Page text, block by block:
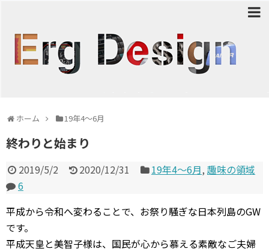
ホーム 19年4〜6月
終わりと始まり
2019/5/2 2020/12/31 19年4〜6月,趣味の領域
6
平成から令和へ変わることで、お祭り騒ぎな日本列島のGW
です。
平成天皇と美智子様は、国民が心から慕える素敵なご夫婦